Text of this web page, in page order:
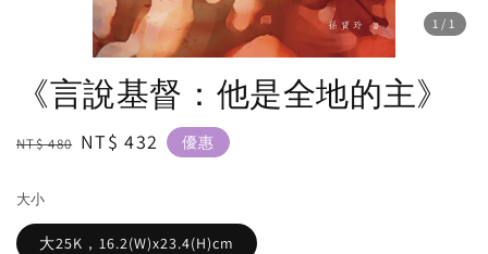
1 /1
《言說基督：他是全地的主》
Regular
NT$ 480 Sale
NT$ 432 優惠
大小
大25K，16.2(W)x23.4(H)cm